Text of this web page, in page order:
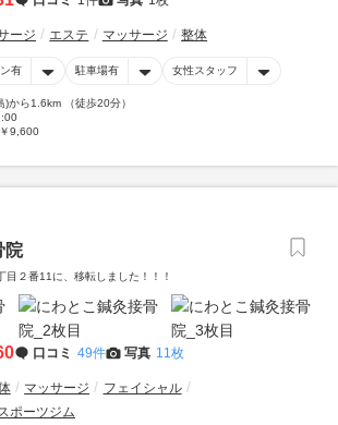
ージ エステ マッサージ 整体
有 駐車場有 女性スタッフ
)から1.6km （徒歩20分）
9,600
院
２番11に、移転しました！！！
口コミ 49件 写真 11枚
マッサージ
フェイシャル
ポーツジム